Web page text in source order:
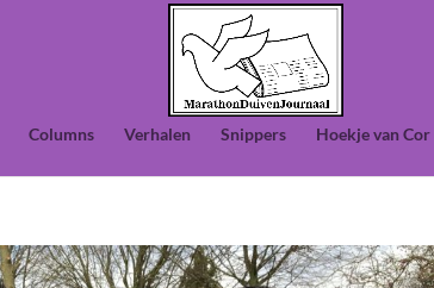
Columns Verhalen Snippers Hoekje van Cor